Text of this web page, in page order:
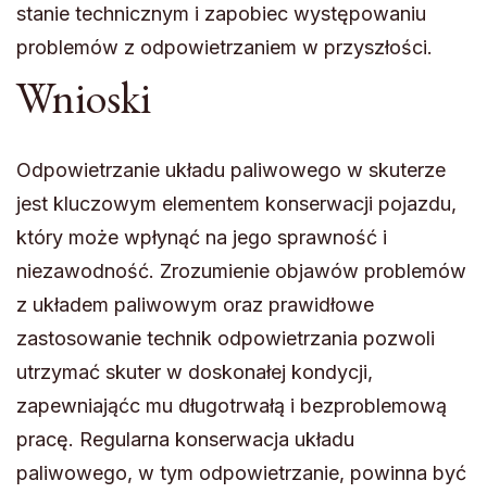
stanie technicznym i zapobiec występowaniu
problemów z odpowietrzaniem w przyszłości.
Wnioski
Odpowietrzanie układu paliwowego w skuterze
jest kluczowym elementem konserwacji pojazdu,
który może wpłynąć na jego sprawność i
niezawodność. Zrozumienie objawów problemów
z układem paliwowym oraz prawidłowe
zastosowanie technik odpowietrzania pozwoli
utrzymać skuter w doskonałej kondycji,
zapewniająćc mu długotrwałą i bezproblemową
pracę. Regularna konserwacja układu
paliwowego, w tym odpowietrzanie, powinna być